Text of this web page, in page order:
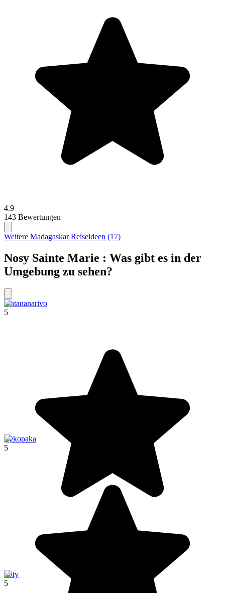
4.9
143 Bewertungen
Weitere Madagaskar Reiseideen (17)
Nosy Sainte Marie : Was gibt es in der
Umgebung zu sehen?
Antananarivo
5
Bekopaka
5
Ifaty
5